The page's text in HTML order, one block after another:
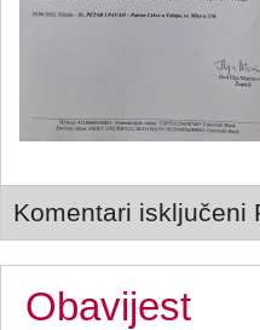
Komentari isključeni
Obavijest